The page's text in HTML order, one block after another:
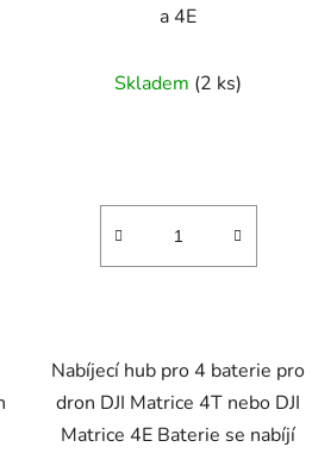
a 4E
Skladem (2 ks)
Nabíjecí hub pro 4 baterie pro
dron DJI Matrice 4T nebo DJI
Matrice 4E Baterie se nabíjí